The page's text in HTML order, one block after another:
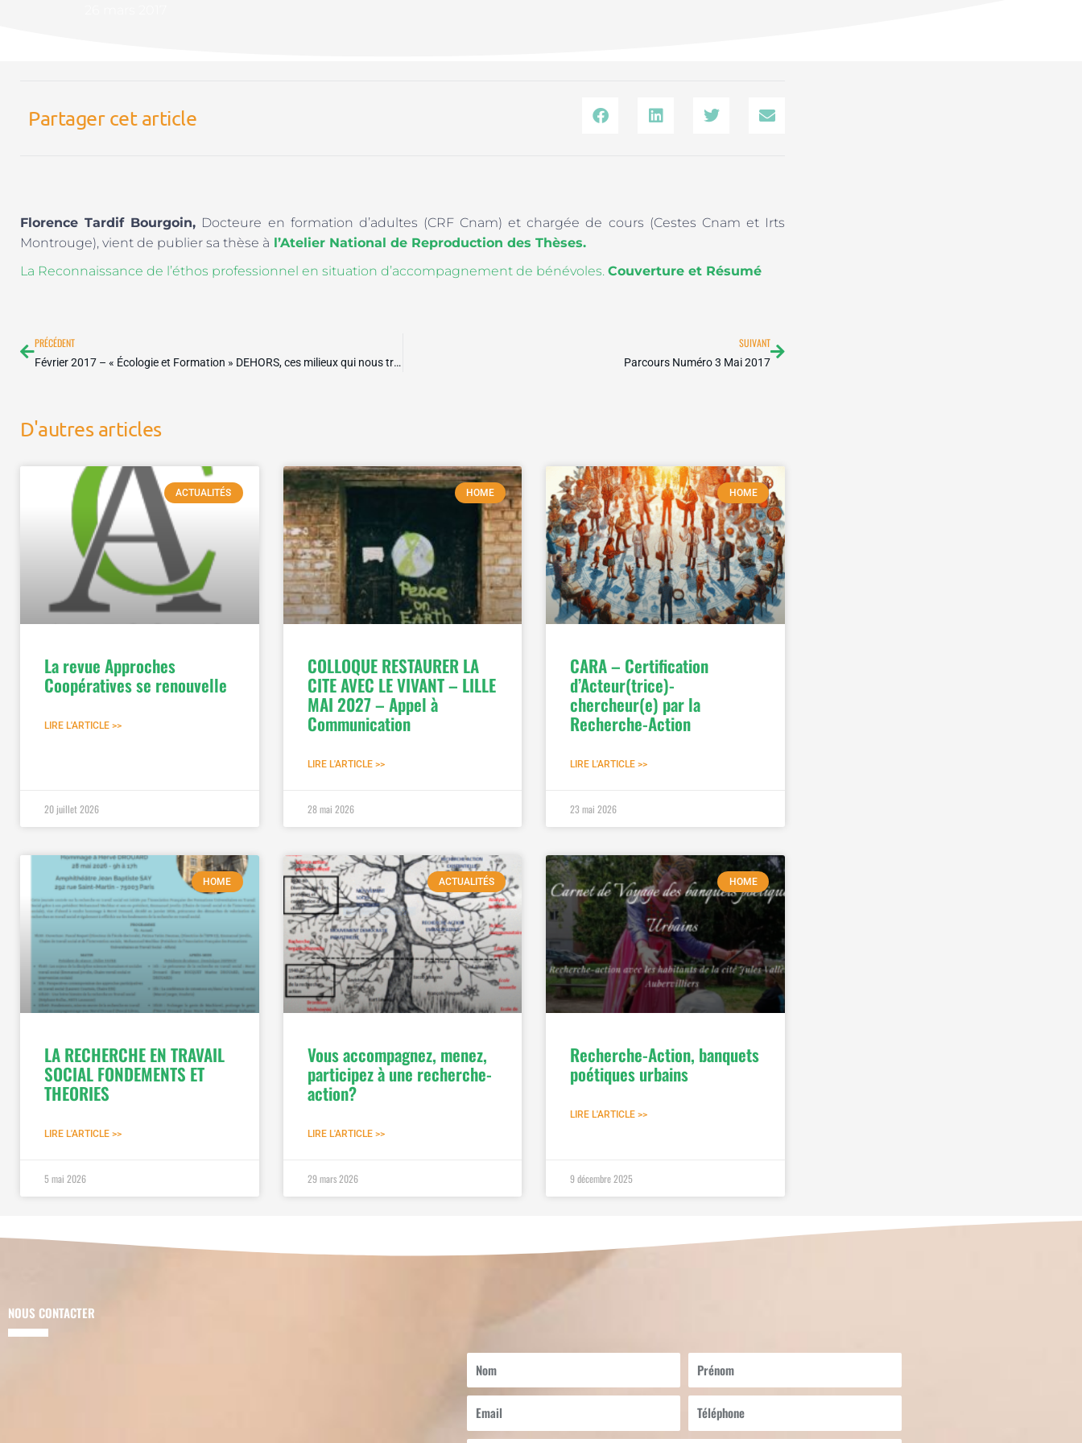
Partager cet article
Florence Tardif Bourgoin, Docteure en formation d’adultes (CRF Cnam) et chargée de cours (Cestes Cnam et Irts
Montrouge), vient de publier sa thèse à l’Atelier National de Reproduction des Thèses.
La Reconnaissance de l’éthos professionnel en situation d’accompagnement de bénévoles. Couverture et Résumé
PRÉCÉDENT
Février 2017 – « Écologie et Formation » DEHORS, ces milieux qui nous trans-forment
SUIVANT
Parcours Numéro 3 Mai 2017
D'autres articles
ACTUALITÉS
La revue Approches
Coopératives se renouvelle
LIRE L'ARTICLE >>
20 juillet 2026
HOME
COLLOQUE RESTAURER LA
CITE AVEC LE VIVANT – LILLE
MAI 2027 – Appel à
Communication
LIRE L'ARTICLE >>
28 mai 2026
HOME
CARA – Certification
d’Acteur(trice)-
chercheur(e) par la
Recherche-Action
LIRE L'ARTICLE >>
23 mai 2026
HOME
LA RECHERCHE EN TRAVAIL
SOCIAL FONDEMENTS ET
THEORIES
LIRE L'ARTICLE >>
5 mai 2026
ACTUALITÉS
Vous accompagnez, menez,
participez à une recherche-
action?
LIRE L'ARTICLE >>
29 mars 2026
HOME
Recherche-Action, banquets
poétiques urbains
LIRE L'ARTICLE >>
9 décembre 2025
NOUS CONTACTER